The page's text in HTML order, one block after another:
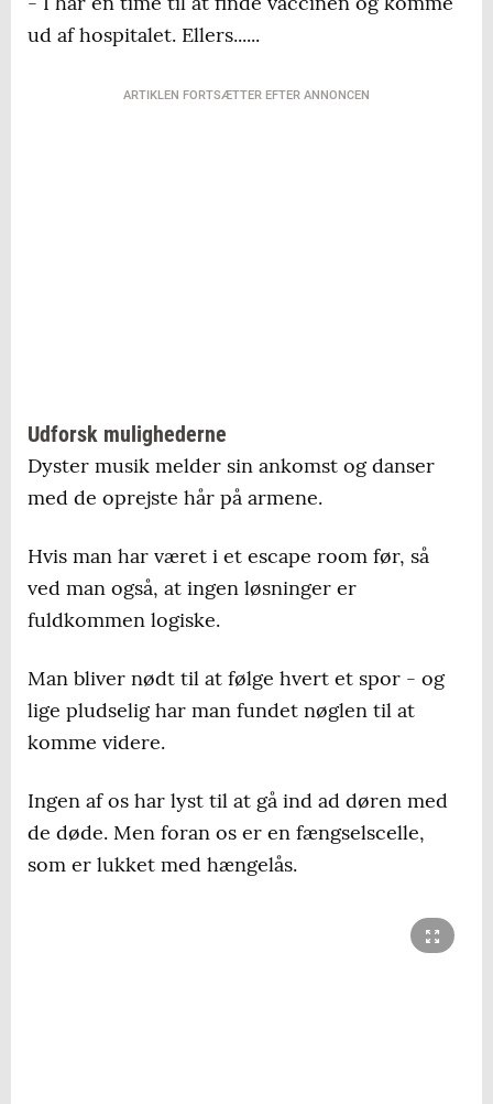
ud af hospitalet. Ellers......
ARTIKLEN FORTSÆTTER EFTER ANNONCEN
Udforsk mulighederne
Dyster musik melder sin ankomst og danser
med de oprejste hår på armene.
Hvis man har været i et escape room før, så
ved man også, at ingen løsninger er
fuldkommen logiske.
Man bliver nødt til at følge hvert et spor - og
lige pludselig har man fundet nøglen til at
komme videre.
Ingen af os har lyst til at gå ind ad døren med
de døde. Men foran os er en fængselscelle,
som er lukket med hængelås.